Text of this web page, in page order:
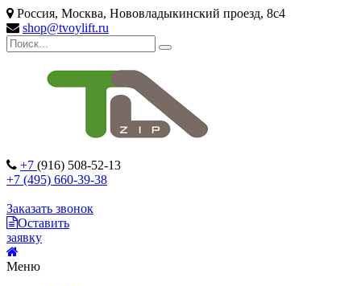
Россия, Москва, Нововладыкинский проезд, 8с4
shop@tvoylift.ru
+7 (916) 508-52-13
+7 (495) 660-39-38
Заказать звонок
Оставить
заявку
Меню